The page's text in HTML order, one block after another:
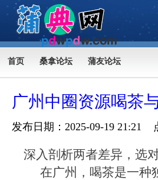
首页 桑拿论坛 蒲友论坛
广州中圈资源喝茶
发布日期：2025-09-19 21:21
深入剖析两者差异，选
在广州，喝茶是一种